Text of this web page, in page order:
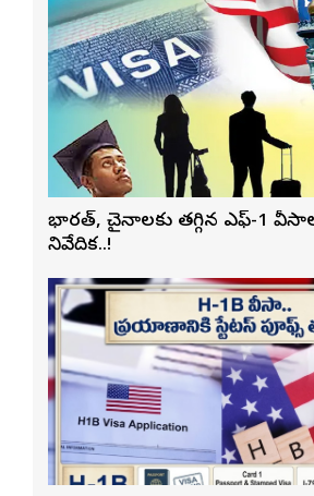
భారత్, చైనాలకు తగ్గిన ఎఫ్-1
నివేదిక..!